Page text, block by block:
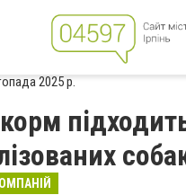
2025 р.